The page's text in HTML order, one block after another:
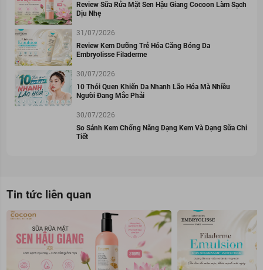
Review Sữa Rửa Mặt Sen Hậu Giang Cocoon Làm Sạch
Dịu Nhẹ
31/07/2026
Review Kem Dưỡng Trẻ Hóa Căng Bóng Da
Embryolisse Filaderme
30/07/2026
10 Thói Quen Khiến Da Nhanh Lão Hóa Mà Nhiều
Người Đang Mắc Phải
30/07/2026
So Sánh Kem Chống Nắng Dạng Kem Và Dạng Sữa Chi
Tiết
Tin tức liên quan